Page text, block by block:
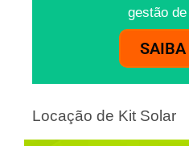
gestão
Locação de Kit Solar